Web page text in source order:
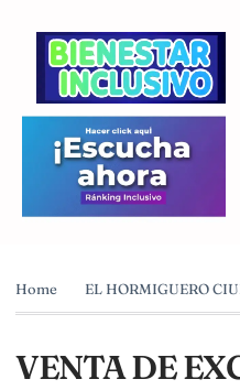
Home EL HORMIGUERO
VENTA DE